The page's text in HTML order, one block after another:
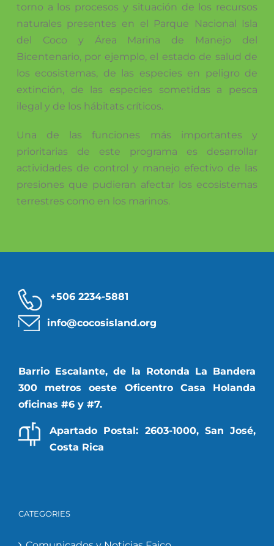
torno a los procesos y situación de los recursos
naturales presentes en el Parque Nacional Isla
del Coco y Área Marina de Manejo del
Bicentenario, por ejemplo, el estado de salud de
los ecosistemas, de las especies en peligro de
extinción, de las especies sometidas a pesca
ilegal y de los hábitats críticos.
Una de las funciones más importantes y
prioritarias de este programa es desarrollar
actividades de control y manejo efectivo de las
presiones que pudieran afectar los ecosistemas
terrestres como en los marinos.
+506 2234-5881
info@cocosisland.org
Barrio Escalante, de la Rotonda La Bandera
300 metros oeste Oficentro Casa Holanda
oficinas #6 y #7.
Apartado Postal: 2603-1000, San José,
Costa Rica
CATEGORIES